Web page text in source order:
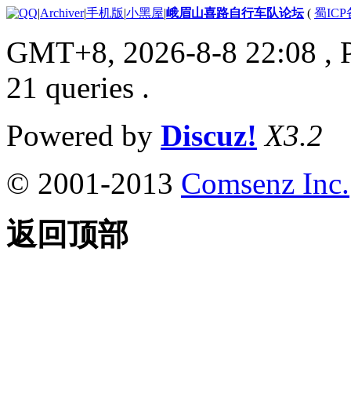
|Archiver|手机版|小黑屋|峨眉山喜路自行车队论坛( 蜀ICP
GMT+8, 2026-8-8 22:08 ,
21 queries .
Powered by Discuz! X3.2
© 2001-2013 Comsenz Inc.
返回顶部